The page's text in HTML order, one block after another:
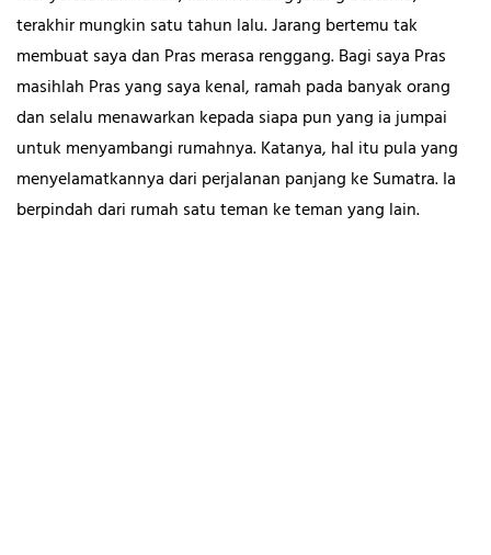
terakhir mungkin satu tahun lalu. Jarang bertemu tak
membuat saya dan Pras merasa renggang. Bagi saya Pras
masihlah Pras yang saya kenal, ramah pada banyak orang
dan selalu menawarkan kepada siapa pun yang ia jumpai
untuk menyambangi rumahnya. Katanya, hal itu pula yang
menyelamatkannya dari perjalanan panjang ke Sumatra. Ia
berpindah dari rumah satu teman ke teman yang lain.